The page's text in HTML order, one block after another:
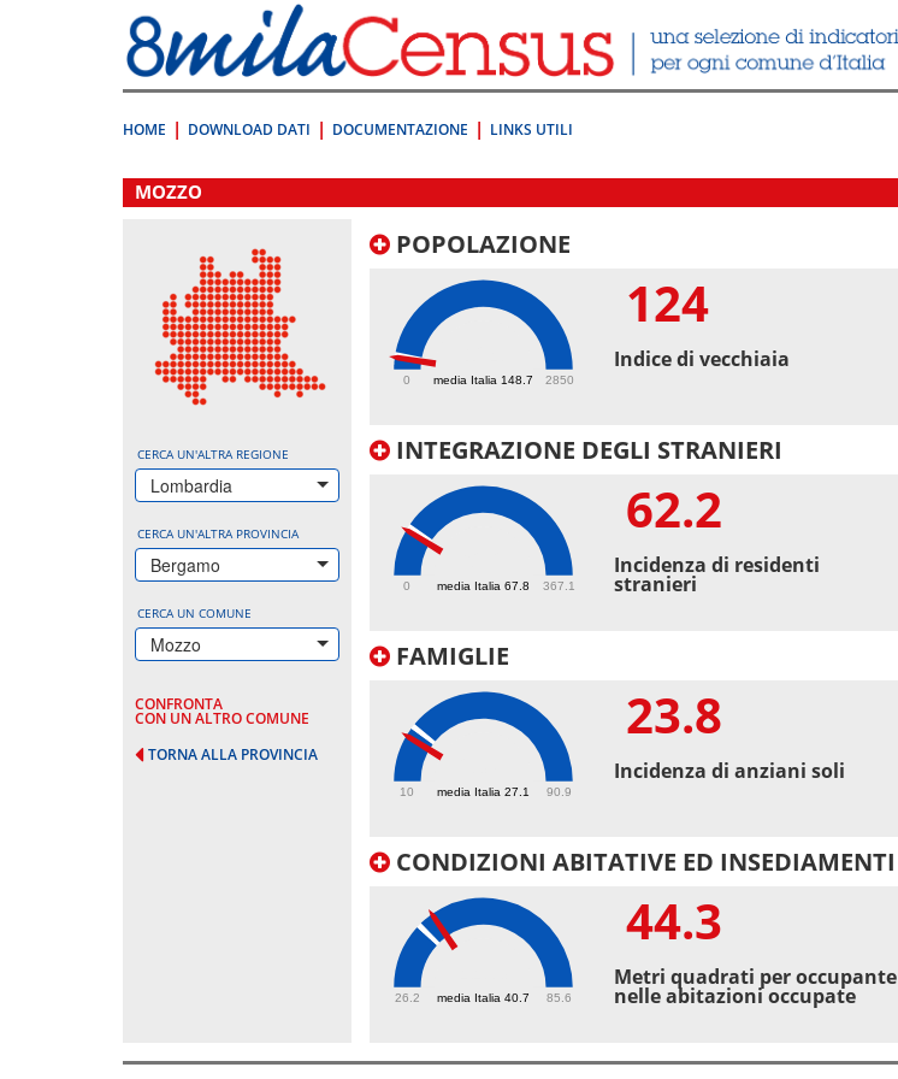
direttamente
a:
Contenuto
HOME DOWNLOAD DATI DOCUMENTAZIONE LINKS UTILI
.
MOZZO
CERCA UN'ALTRA REGIONE
Lombardia
CERCA UN'ALTRA PROVINCIA
Bergamo
CERCA UN COMUNE
Mozzo
CONFRONTA
CON UN ALTRO COMUNE
TORNA ALLA PROVINCIA
POPOLAZIONE
media Italia 148.7
0 2850
124
Indice di vecchiaia
INTEGRAZIONE DEGLI STRANIERI
media Italia 67.8
0 367.1
62.2
Incidenza di residenti
stranieri
FAMIGLIE
media Italia 27.1
10 90.9
23.8
Incidenza di anziani soli
CONDIZIONI ABITATIVE ED INSEDIAMENTI
media Italia 40.7
26.2 85.6
44.3
Metri quadrati per occupante
nelle abitazioni occupate